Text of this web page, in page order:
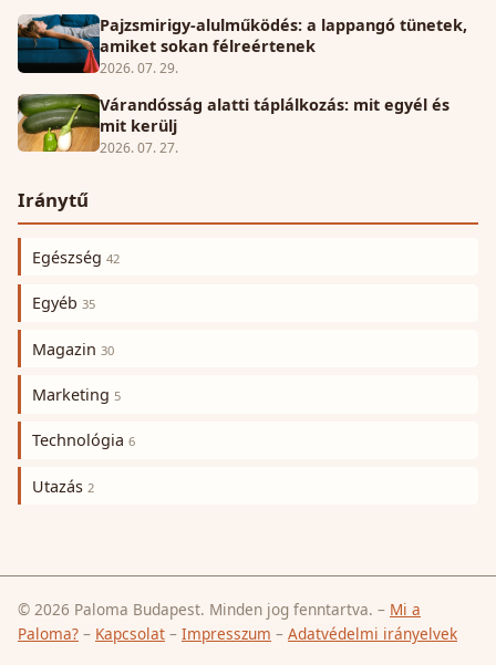
Pajzsmirigy-alulműködés: a lappangó tünetek,
amiket sokan félreértenek
2026. 07. 29.
Várandósság alatti táplálkozás: mit egyél és
mit kerülj
2026. 07. 27.
Iránytű
Egészség 42
Egyéb 35
Magazin 30
Marketing 5
Technológia 6
Utazás 2
© 2026 Paloma Budapest. Minden jog fenntartva. – Mi a
Paloma? – Kapcsolat – Impresszum – Adatvédelmi irányelvek